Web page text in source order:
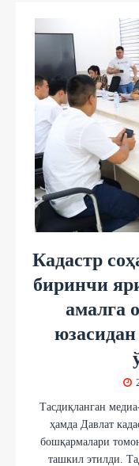
Кадастр
биринчи
амалга
Тасдиқланган
ҳамда Давлат
бошқармалари
ташкил этилди.